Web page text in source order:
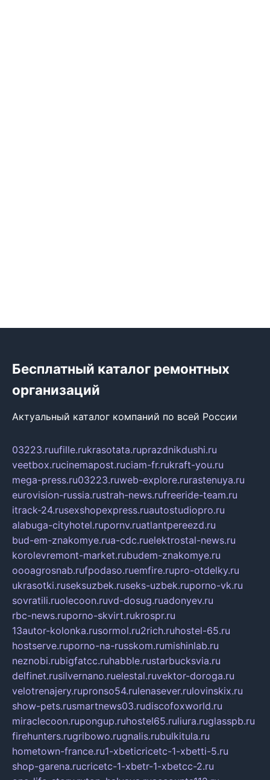
Бесплатный каталог ремонтных
организаций
Актуальный каталог компаний по всей России
03223.ruufille.rukrasotata.ruprazdnikdushi.ru
veetbox.rucinemapost.ruciam-fr.rukraft-you.ru
mega-press.ru03223.ruweb-explore.rurastenuya.ru
eurovision-russia.rustrah-news.rufreeride-team.ru
itrack-24.rusexshopexpress.ruautostudiopro.ru
alabuga-cityhotel.rupornv.ruatlantpereezd.ru
bud-em-znakomye.rua-cdc.ruelektrostal-news.ru
korolevremont-market.rubudem-znakomye.ru
oooagrosnab.rufpodaso.ruemfire.rupro-otdelky.ru
ukrasotki.ruseksuzbek.ruseks-uzbek.ruporno-vk.ru
sovratili.ruolecoon.ruvd-dosug.ruadonyev.ru
rbc-news.ruporno-skvirt.rukrospr.ru
13autor-kolonka.rusormol.ru2rich.ruhostel-65.ru
hostserve.ruporno-na-russkom.rumishinlab.ru
neznobi.rubigfatcc.ruhabble.rustarbucksvia.ru
delfinet.rusilvernano.ruelestal.ruvektor-doroga.ru
velotrenajery.rupronso54.rulenasever.rulovinskix.ru
show-pets.rusmartnews03.rudiscofoxworld.ru
miraclecoon.rupongup.ruhostel65.ruliura.ruglasspb.ru
firehunters.rugribowo.rugnalis.rubulkitula.ru
hometown-france.ru1-xbeticricetc-1-xbetti-5.ru
shop-garena.rucricetc-1-xbetr-1-xbetcc-2.ru